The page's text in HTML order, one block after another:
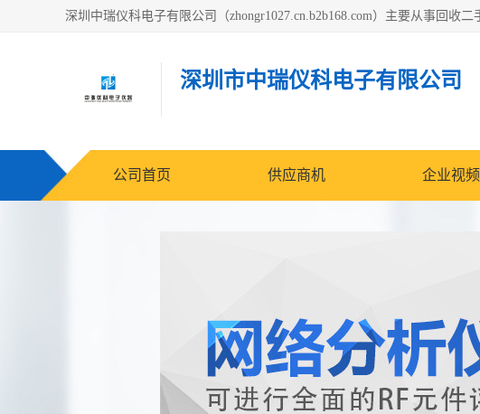
深圳市中瑞仪科电子有限公司
公司首页 供应商机 企业视频